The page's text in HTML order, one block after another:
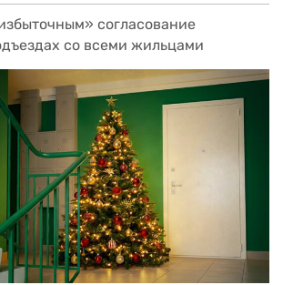
согласование
со всеми жильцами